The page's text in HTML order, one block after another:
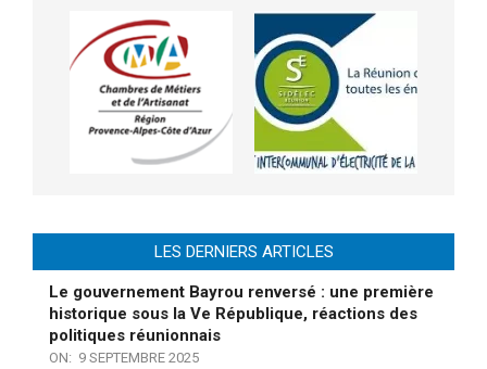
LES DERNIERS ARTICLES
Le gouvernement Bayrou renversé : une première
historique sous la Ve République, réactions des
politiques réunionnais
ON: 9 SEPTEMBRE 2025